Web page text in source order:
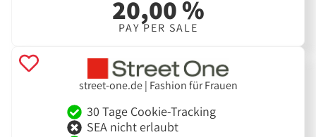
20,00 %
PAY PER SALE
street-one.de | Fashion für Frauen
30 Tage Cookie-Tracking
SEA nicht erlaubt